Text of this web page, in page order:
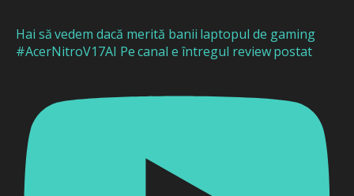
Hai să vedem dacă merită banii laptopul de gaming
#AcerNitroV17AI Pe canal e întregul review postat